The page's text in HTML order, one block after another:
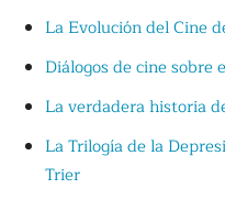
La Evolución del Cine
Diálogos de cine sobre
La verdadera historia
La Trilogía de la
Trier